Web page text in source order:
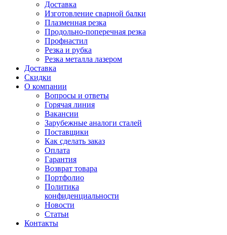
Доставка
Изготовление сварной балки
Плазменная резка
Продольно-поперечная резка
Профнастил
Резка и рубка
Резка металла лазером
Доставка
Скидки
О компании
Вопросы и ответы
Горячая линия
Вакансии
Зарубежные аналоги сталей
Поставщики
Как сделать заказ
Оплата
Гарантия
Возврат товара
Портфолио
Политика
конфиденциальности
Новости
Статьи
Контакты